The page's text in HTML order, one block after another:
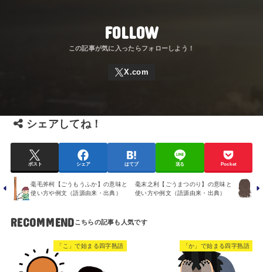
FOLLOW
シェアしてね！
ポスト シェア はてブ 送る Pocket
毫毛斧柯【ごうもうふか】の意味と
使い方や例文（語源由来・出典）
毫末之利【ごうまつのり】の意味と
使い方や例文（語源由来・出典）
RECOMMEND
「こ」で始まる四字熟語 「か」で始まる四字熟語